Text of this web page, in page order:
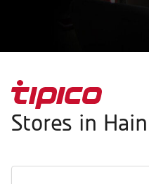
Stores in